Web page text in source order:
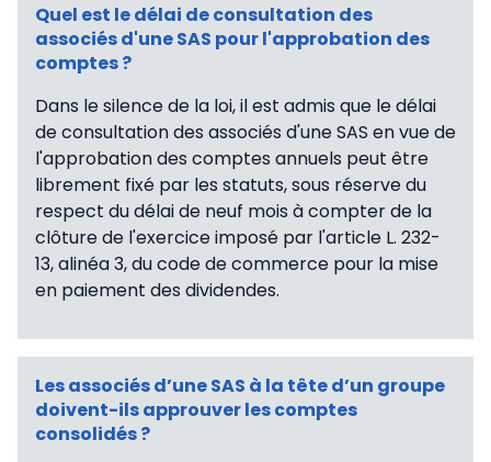
Quel est le délai de consultation des
associés d'une SAS pour l'approbation des
comptes ?
Dans le silence de la loi, il est admis que le délai
de consultation des associés d'une SAS en vue de
l'approbation des comptes annuels peut être
librement fixé par les statuts, sous réserve du
respect du délai de neuf mois à compter de la
clôture de l'exercice imposé par l'article L. 232-
13, alinéa 3, du code de commerce pour la mise
en paiement des dividendes.
Les associés d’une SAS à la tête d’un groupe
doivent-ils approuver les comptes
consolidés ?